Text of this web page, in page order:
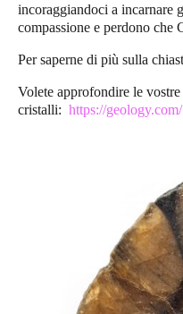
incoraggiandoci a incarnare
compassione e perdono che
Per saperne di più sulla
Volete approfondire le
cristalli: https://geology.com/